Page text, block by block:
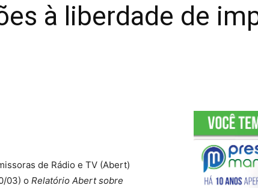
à liberdade de
de Rádio e TV (Abert)
03) o Relatório Abert sobre